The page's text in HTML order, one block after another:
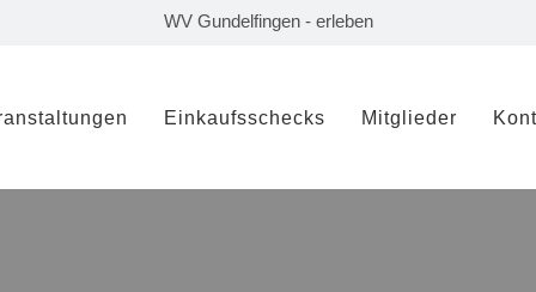
WV Gundelfingen - erleben
Einkaufsschecks Mitglieder